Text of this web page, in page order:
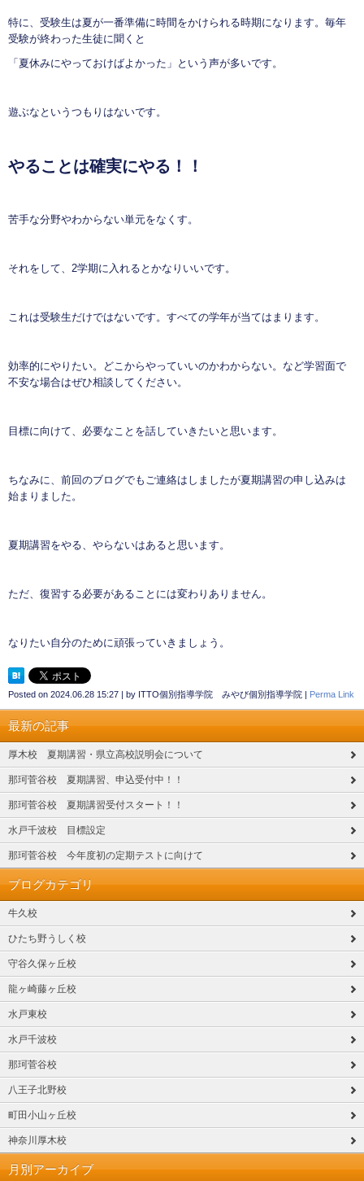
特に、受験生は夏が一番準備に時間をかけられる時期になります。毎年
受験が終わった生徒に聞くと
「夏休みにやっておけばよかった」という声が多いです。
遊ぶなというつもりはないです。
やることは確実にやる！！
苦手な分野やわからない単元をなくす。
それをして、2学期に入れるとかなりいいです。
これは受験生だけではないです。すべての学年が当てはまります。
効率的にやりたい。どこからやっていいのかわからない。など学習面で
不安な場合はぜひ相談してください。
目標に向けて、必要なことを話していきたいと思います。
ちなみに、前回のブログでもご連絡はしましたが夏期講習の申し込みは
始まりました。
夏期講習をやる、やらないはあると思います。
ただ、復習する必要があることには変わりありません。
なりたい自分のために頑張っていきましょう。
Posted on 2024.06.28 15:27 | by ITTO個別指導学院 みやび個別指導学院 | Perma Link
最新の記事
厚木校 夏期講習・県立高校説明会について
那珂菅谷校 夏期講習、申込受付中！！
那珂菅谷校 夏期講習受付スタート！！
水戸千波校 目標設定
那珂菅谷校 今年度初の定期テストに向けて
ブログカテゴリ
牛久校
ひたち野うしく校
守谷久保ヶ丘校
龍ヶ崎藤ヶ丘校
水戸東校
水戸千波校
那珂菅谷校
八王子北野校
町田小山ヶ丘校
神奈川厚木校
月別アーカイブ